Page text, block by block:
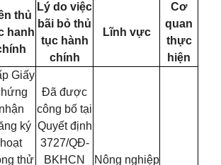
thủ
hanh
Lý do việc
bãi bỏ thủ
tục hành
chính
Lĩnh vực
Cơ
quan
thực
hiện
Giấy
nhận
ký
hoạt
thử
Đã được
công bố tại
Quyết định
3727/QĐ-
BKHCN
Nông nghiệp